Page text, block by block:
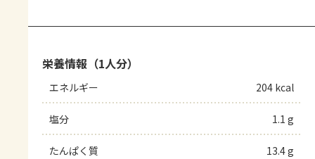
栄養情報（1人分）
エネルギー 204 kcal
塩分 1.1 g
たんぱく質 13.4 g